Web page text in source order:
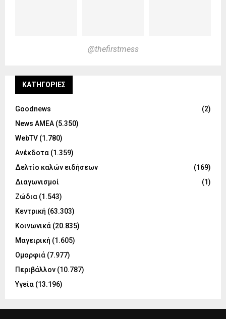
@thefirstmess
KΑΤΗΓΟΡΊΕΣ
Goodnews
(2)
News ΑΜΕΑ (5.350)
WebTV (1.780)
Ανέκδοτα (1.359)
Δελτίο καλών ειδήσεων
(169)
Διαγωνισμοί
(1)
Ζώδια (1.543)
Κεντρική (63.303)
Κοινωνικά (20.835)
Μαγειρική (1.605)
Ομορφιά (7.977)
Περιβάλλον (10.787)
Υγεία (13.196)